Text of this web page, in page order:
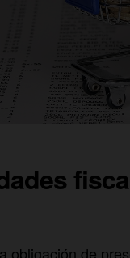
obligación de